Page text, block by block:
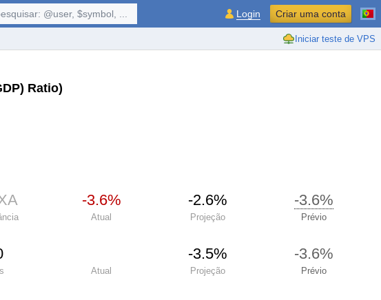
Iniciar teste de VPS
@user, $symbol, ... Login Criar uma conta
Ratio)
-3.6% -2.6% -3.6%
Atual Projeção Prévio
-3.5% -3.6%
Atual Projeção Prévio